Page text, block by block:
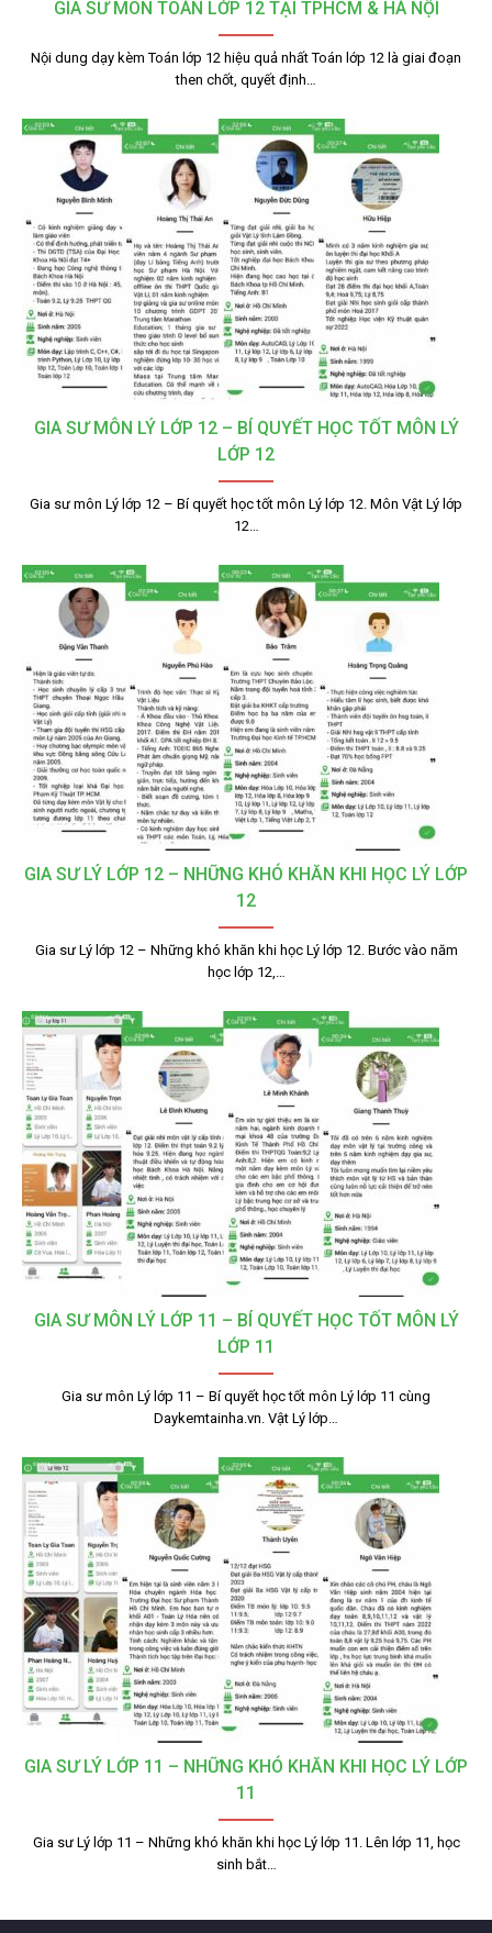
GIA SƯ MÔN TOÁN LỚP 12 TẠI TPHCM & HÀ NỘI
Nội dung dạy kèm Toán lớp 12 hiệu quả nhất Toán lớp 12 là giai đoạn
then chốt, quyết định…
GIA SƯ MÔN LÝ LỚP 12 – BÍ QUYẾT HỌC TỐT MÔN LÝ
LỚP 12
Gia sư môn Lý lớp 12 – Bí quyết học tốt môn Lý lớp 12. Môn Vật Lý lớp
12…
GIA SƯ LÝ LỚP 12 – NHỮNG KHÓ KHĂN KHI HỌC LÝ LỚP
12
Gia sư Lý lớp 12 – Những khó khăn khi học Lý lớp 12. Bước vào năm
học lớp 12,…
GIA SƯ MÔN LÝ LỚP 11 – BÍ QUYẾT HỌC TỐT MÔN LÝ
LỚP 11
Gia sư môn Lý lớp 11 – Bí quyết học tốt môn Lý lớp 11 cùng
Daykemtainha.vn. Vật Lý lớp…
GIA SƯ LÝ LỚP 11 – NHỮNG KHÓ KHĂN KHI HỌC LÝ LỚP
11
Gia sư Lý lớp 11 – Những khó khăn khi học Lý lớp 11. Lên lớp 11, học
sinh bắt…